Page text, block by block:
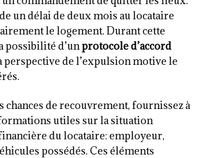
un délai de deux mois au locataire
le logement. Durant cette
possibilité d’unprotocole d’accord
perspective de l’expulsion motive le
chances de recouvrement, fournissez à
utiles sur la situation
du locataire: employeur,
possédés. Ces éléments